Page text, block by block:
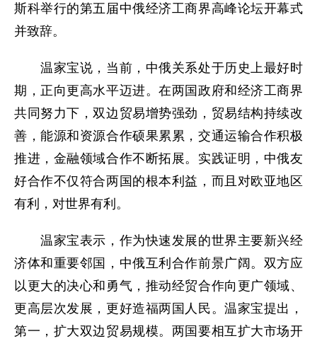
斯科举行的第五届中俄经济工商界高峰论坛开幕式
并致辞。
温家宝说，当前，中俄关系处于历史上最好时
期，正向更高水平迈进。在两国政府和经济工商界
共同努力下，双边贸易增势强劲，贸易结构持续改
善，能源和资源合作硕果累累，交通运输合作积极
推进，金融领域合作不断拓展。实践证明，中俄友
好合作不仅符合两国的根本利益，而且对欧亚地区
有利，对世界有利。
温家宝表示，作为快速发展的世界主要新兴经
济体和重要邻国，中俄互利合作前景广阔。双方应
以更大的决心和勇气，推动经贸合作向更广领域、
更高层次发展，更好造福两国人民。温家宝提出，
第一，扩大双边贸易规模。两国要相互扩大市场开